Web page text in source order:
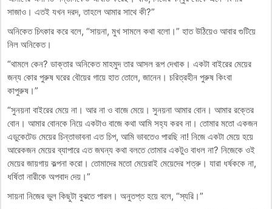
সাজাও। এতই যখন দরদ, তাহলে আমার সাথে কী?”
অনিকেত চিৎকার করে বলে, “সায়না, মুখ সামলে কথা বলো।” হাত উঠিয়েও আবার গুটিয়ে
নিল অনিকেত।
“থামলে কেন? ডাক্তার অনিকেত মাহমুদ তার আসল রূপ দেখাক। একটা বাইরের মেয়ের
জন্য কোর পুরুষ ঘরের বৌয়ের গায়ে হাত তোলে, জানেন। চরিত্রহীন পুরুষ কিংবা
কাপুরুষ।”
“সুনয়না বাইরের মেয়ে না। আর না ও বাজে মেয়ে। সুনয়না আমার বোন। আমার রক্তের
বোন। আমার বোনকে নিয়ে একটাও বাজে কথা আমি সহ্য করব না। তোমার মতো একজন
এডুকেটেড মেয়ের চিন্তাভাবনা এত চিপ, আমি ভাবতেও পারছি না! নিজে একটা মেয়ে হয়ে
আরেকজন মেয়ের ব্যাপারে এত জঘন্য কথা বলতে তোমার একটুও বাধল না? নিজেকে ওই
মেয়ের জায়গায় কল্পনা করো। তোমাদের মতো মেয়েরাই মেয়েদের শত্রু। যারা ধর্ষককে না,
ধর্ষিতা নারীকে অপবাদ দেয়।”
সায়না নিজের ভুল কিছুটা বুঝতে পারল। অনুতপ্ত হয়ে বলে, “স্যরি।”